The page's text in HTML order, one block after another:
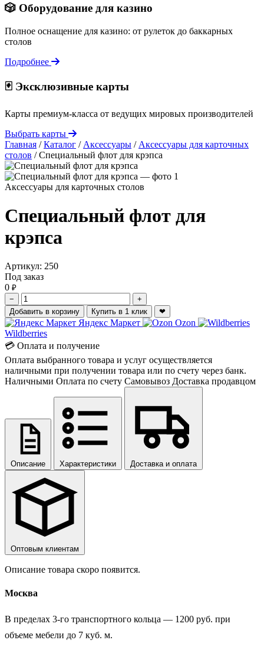
🎲 Оборудование для казино
Полное оснащение для казино: от рулеток до баккарных
столов
Подробнее
🃏 Эксклюзивные карты
Карты премиум-класса от ведущих мировых производителей
Выбрать карты
Главная / Каталог / Аксессуары / Аксессуары для карточных
столов / Специальный флот для крэпса
Аксессуары для карточных столов
Специальный флот для
крэпса
Артикул: 250
Под заказ
0 ₽
−
+
Добавить в корзину
Купить в 1 клик ❤
Яндекс Маркет
Ozon
Wildberries
💳 Оплата и получение
Оплата выбранного товара и услуг осуществляется
наличными при получении товара или по счету через банк.
Наличными Оплата по счету Самовывоз Доставка продавцом
Описание Характеристики Доставка и оплата
Оптовым клиентам
Описание товара скоро появится.
Москва
В пределах 3-го транспортного кольца — 1200 руб. при
объеме мебели до 7 куб. м.